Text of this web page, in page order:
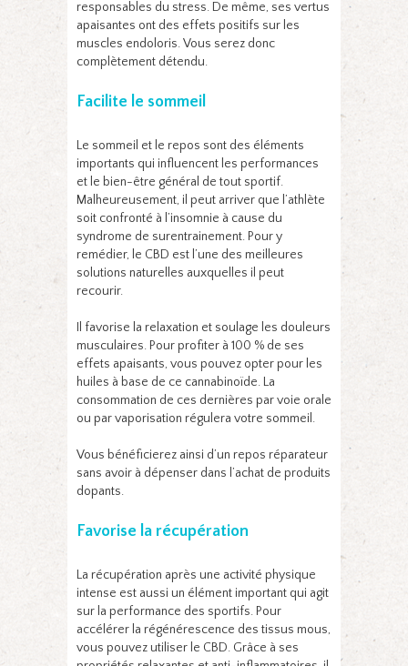
responsables du stress. De même, ses vertus
apaisantes ont des effets positifs sur les
muscles endoloris. Vous serez donc
complètement détendu.
Facilite le sommeil
Le sommeil et le repos sont des éléments
importants qui influencent les performances
et le bien-être général de tout sportif.
Malheureusement, il peut arriver que l’athlète
soit confronté à l’insomnie à cause du
syndrome de surentrainement. Pour y
remédier, le CBD est l’une des meilleures
solutions naturelles auxquelles il peut
recourir.
Il favorise la relaxation et soulage les douleurs
musculaires. Pour profiter à 100 % de ses
effets apaisants, vous pouvez opter pour les
huiles à base de ce cannabinoïde. La
consommation de ces dernières par voie orale
ou par vaporisation régulera votre sommeil.
Vous bénéficierez ainsi d’un repos réparateur
sans avoir à dépenser dans l’achat de produits
dopants.
Favorise la récupération
La récupération après une activité physique
intense est aussi un élément important qui agit
sur la performance des sportifs. Pour
accélérer la régénérescence des tissus mous,
vous pouvez utiliser le CBD. Grâce à ses